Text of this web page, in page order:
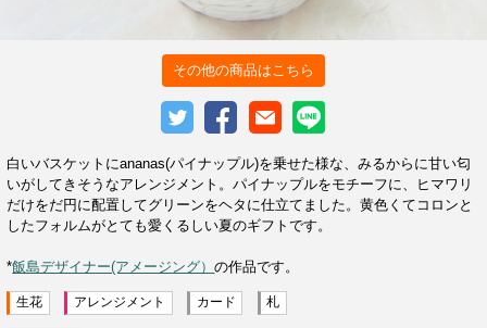
その他の商品はこちら
白いバスケットにananas(パイナップル)を乗せた様な、みるからに甘い匂
いがしてきそうなアレンジメント。パイナップルをモチーフに、ヒマワリ
だけをだ円に配置してグリーンをヘタに仕立てました。黄色くてコロンと
したフォルムがとても愛くるしい夏のギフトです。
*飯島デザイナー(アメージング）の作品です。
生花 アレンジメント カード 札